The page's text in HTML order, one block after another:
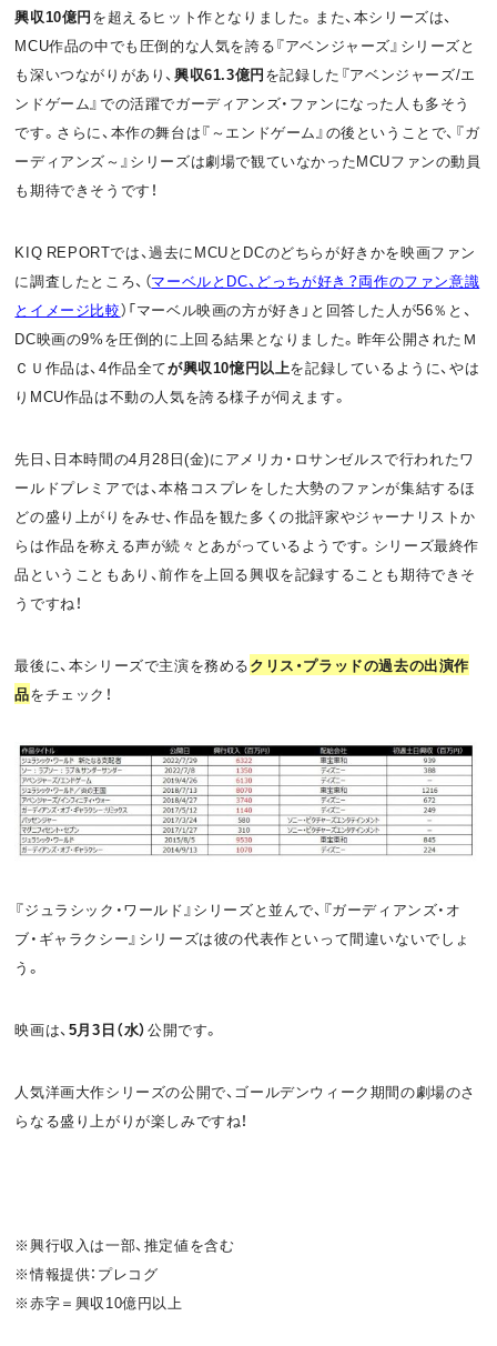
興収10億円を超えるヒット作となりました。また、本シリーズは、
MCU作品の中でも圧倒的な人気を誇る『アベンジャーズ』シリーズと
も深いつながりがあり、興収61.3億円を記録した『アベンジャーズ/エ
ンドゲーム』での活躍でガーディアンズ・ファンになった人も多そう
です。さらに、本作の舞台は『～エンドゲーム』の後ということで、『ガ
ーディアンズ～』シリーズは劇場で観ていなかったMCUファンの動員
も期待できそうです！
KIQ REPORTでは、過去にMCUとDCのどちらが好きかを映画ファン
に調査したところ、（マーベルとDC、どっちが好き？両作のファン意識
とイメージ比較）「マーベル映画の方が好き」と回答した人が56％と、
DC映画の9%を圧倒的に上回る結果となりました。昨年公開されたＭ
ＣＵ作品は、4作品全てが興収10憶円以上を記録しているように、やは
りMCU作品は不動の人気を誇る様子が伺えます。
先日、日本時間の4月28日(金)にアメリカ・ロサンゼルスで行われたワ
ールドプレミアでは、本格コスプレをした大勢のファンが集結するほ
どの盛り上がりをみせ、作品を観た多くの批評家やジャーナリストか
らは作品を称える声が続々とあがっているようです。シリーズ最終作
品ということもあり、前作を上回る興収を記録することも期待できそ
うですね！
最後に、本シリーズで主演を務めるクリス・プラッドの過去の出演作
品をチェック！
『ジュラシック・ワールド』シリーズと並んで、『ガーディアンズ・オ
ブ・ギャラクシー』シリーズは彼の代表作といって間違いないでしょ
う。
映画は、 5月3日（水）公開です。
人気洋画大作シリーズの公開で、ゴールデンウィーク期間の劇場のさ
らなる盛り上がりが楽しみですね！
※興行収入は一部、推定値を含む
※情報提供：プレコグ
※赤字＝興収10億円以上